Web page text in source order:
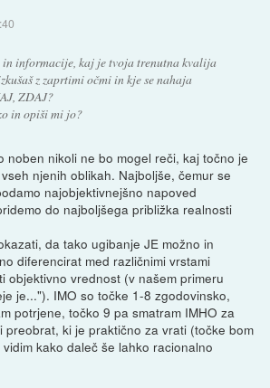
in informacije, kaj je tvoja trenutna kvalija
z zaprtimi očmi in kje se nahaja
ZDAJ?
in opiši mi jo?
noben nikoli ne bo mogel reči, kaj točno je
njenih oblikah. Najboljše, čemur se
najobjektivnejšno napoved
do najboljšega približka realnosti
da tako ugibanje JE možno in
diferencirat med različnimi vrstami
objektivno vrednost (v našem primeru
je..."). IMO so točke 1-8 zgodovinsko,
potrjene, točko 9 pa smatram IMHO za
preobrat, ki je praktično za vrati (točke bom
kako daleč še lahko racionalno